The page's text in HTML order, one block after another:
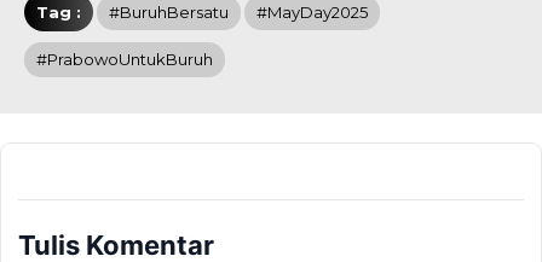
Tag : #BuruhBersatu #MayDay2025
#PrabowoUntukBuruh
Tulis Komentar